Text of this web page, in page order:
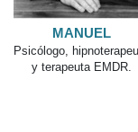
PILAR
Psicóloga,
psicoterapeuta,